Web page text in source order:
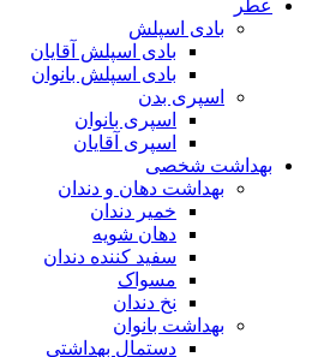
عطر
بادی اسپلش
بادی اسپلش آقایان
بادی اسپلش بانوان
اسپری بدن
اسپری بانوان
اسپری آقایان
بهداشت شخصی
بهداشت دهان و دندان
خمیر دندان
دهان شویه
سفید کننده دندان
مسواک
نخ دندان
بهداشت بانوان
دستمال بهداشتی